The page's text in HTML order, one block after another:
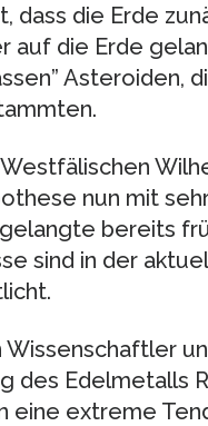
dass die Erde
auf die Erde
Asteroiden,
nun mit
gelangte bereits
sind in der
Wissenschaftler
des Edelmetalls
eine extreme